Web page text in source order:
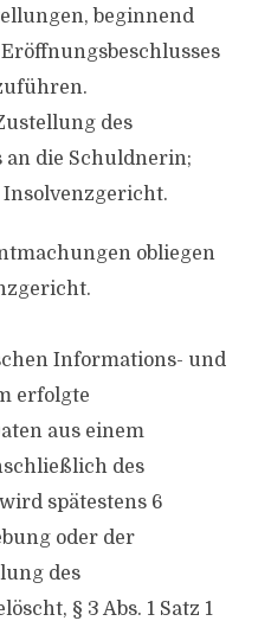
beginnend
des
an die Schuldnerin;
obliegen
Informations- und
erfolgte
aus einem
des
spätestens 6
oder der
des
§ 3 Abs. 1 Satz 1